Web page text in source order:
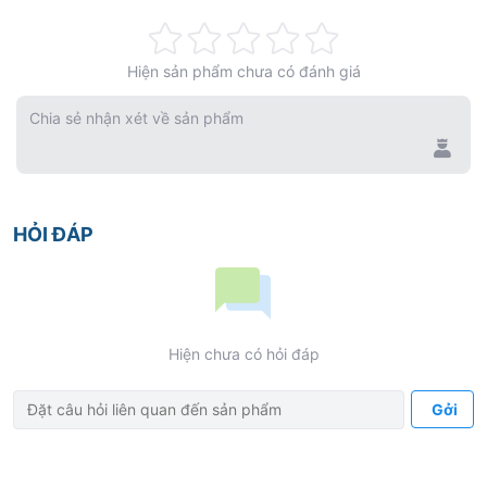
◈ Sử dụng được với nồi
hấp áp suất khử trùng
0%
Hiện sản phẩm chưa có đánh giá
Chia sẻ nhận xét về sản phẩm
HỎI ĐÁP
Hiện chưa có hỏi đáp
Gởi